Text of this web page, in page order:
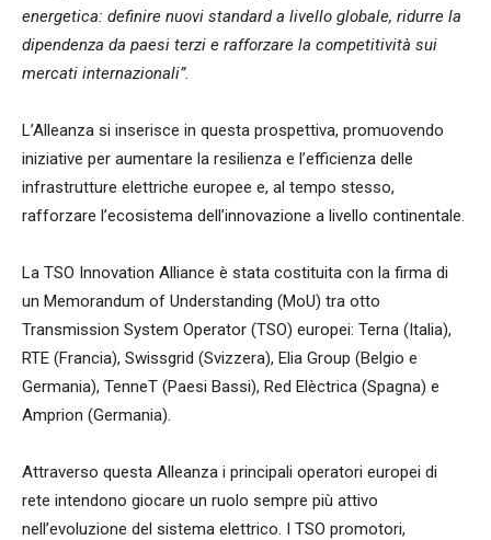
energetica: definire nuovi standard a livello globale, ridurre la
dipendenza da paesi terzi e rafforzare la competitività sui
mercati internazionali”.
L’Alleanza si inserisce in questa prospettiva, promuovendo
iniziative per aumentare la resilienza e l’efficienza delle
infrastrutture elettriche europee e, al tempo stesso,
rafforzare l’ecosistema dell’innovazione a livello continentale.
La TSO Innovation Alliance è stata costituita con la firma di
un Memorandum of Understanding (MoU) tra otto
Transmission System Operator (TSO) europei: Terna (Italia),
RTE (Francia), Swissgrid (Svizzera), Elia Group (Belgio e
Germania), TenneT (Paesi Bassi), Red Elèctrica (Spagna) e
Amprion (Germania).
Attraverso questa Alleanza i principali operatori europei di
rete intendono giocare un ruolo sempre più attivo
nell’evoluzione del sistema elettrico. I TSO promotori,